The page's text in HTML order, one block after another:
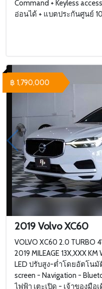
Command + Keyless
อ่อนได้ + แบตประกันศูนย์
2019 Volvo XC60
VOLVO XC60 2.0 TURBO
2019 MILEAGE 13X,XXX
LED ปรับสูง-ต่ำโดยอัตโนมั
screen - Navigation -
ไฟฟ้า เตะเปิด - เจ้าของมื
฿ 1,790,000